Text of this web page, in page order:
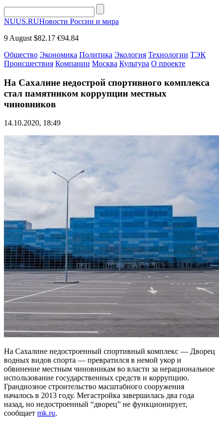
NUUS.RUНовости России и мира
9 August $82.17 €94.84
Общество Экономика Политика Экология Технологии ТЭК
Происшествия Компании Москва Культура О проекте
На Сахалине недострой спортивного комплекса
стал памятником коррупции местных
чиновников
14.10.2020, 18:49
На Сахалине недостроенный спортивный комплекс — Дворец
водных видов спорта — превратился в немой укор и
обвинение местным чиновникам во власти за нерациональное
использование государственных средств и коррупцию.
Грандиозное строительство масштабного сооружения
началось в 2013 году. Мегастройка завершилась два года
назад, но недостроенный “дворец” не функционирует,
сообщает mk.ru.